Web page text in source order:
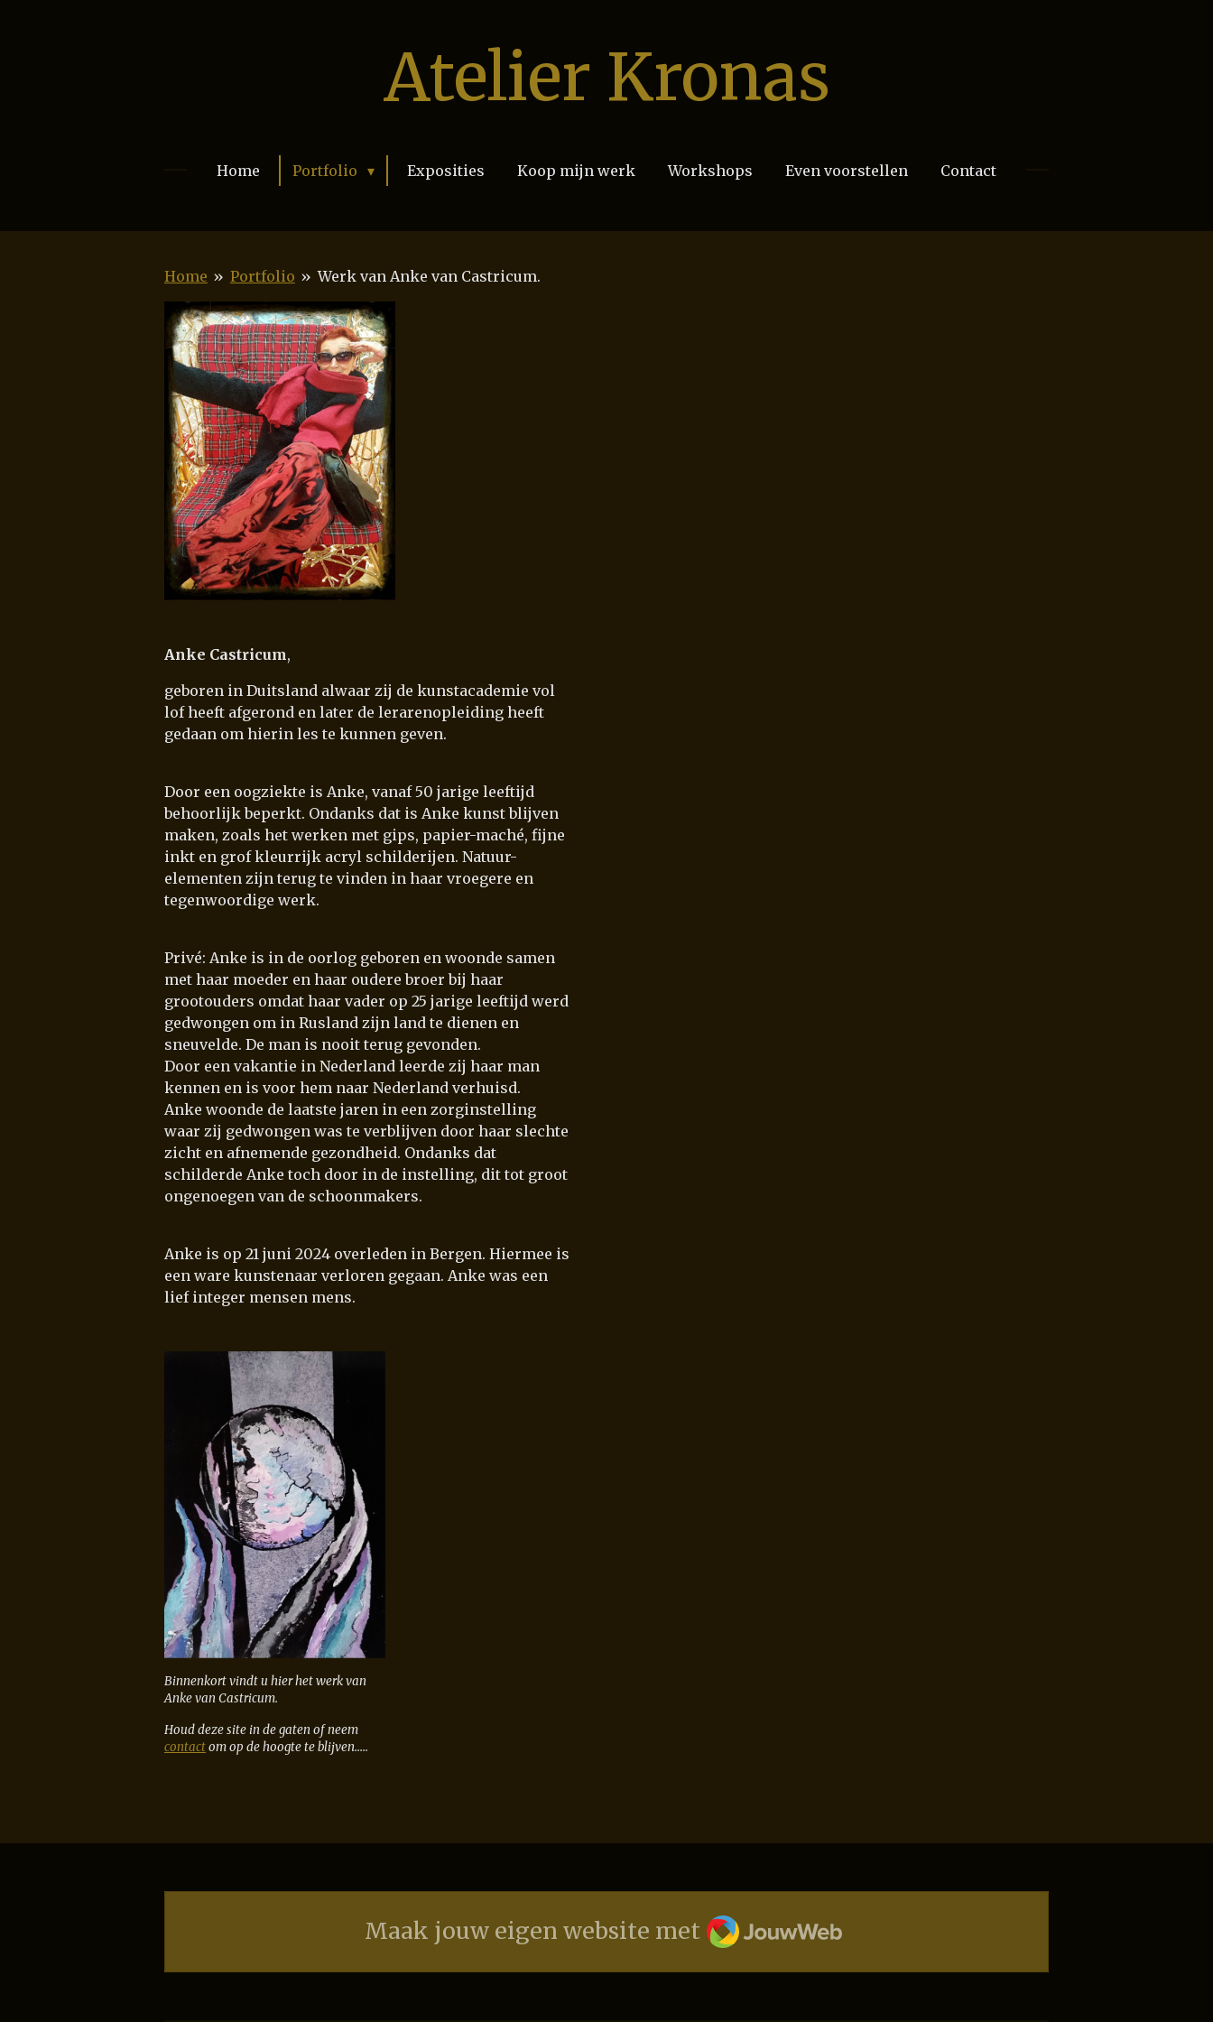
Atelier Kronas
Home Portfolio Exposities Koop mijn werk Workshops Even voorstellen Contact
Home » Portfolio » Werk van Anke van Castricum.
Anke Castricum,
geboren in Duitsland alwaar zij de kunstacademie vol
lof heeft afgerond en later de lerarenopleiding heeft
gedaan om hierin les te kunnen geven.
Door een oogziekte is Anke, vanaf 50 jarige leeftijd
behoorlijk beperkt. Ondanks dat is Anke kunst blijven
maken, zoals het werken met gips, papier-maché, fijne
inkt en grof kleurrijk acryl schilderijen. Natuur-
elementen zijn terug te vinden in haar vroegere en
tegenwoordige werk.
Privé: Anke is in de oorlog geboren en woonde samen
met haar moeder en haar oudere broer bij haar
grootouders omdat haar vader op 25 jarige leeftijd werd
gedwongen om in Rusland zijn land te dienen en
sneuvelde. De man is nooit terug gevonden.
Door een vakantie in Nederland leerde zij haar man
kennen en is voor hem naar Nederland verhuisd.
Anke woonde de laatste jaren in een zorginstelling
waar zij gedwongen was te verblijven door haar slechte
zicht en afnemende gezondheid. Ondanks dat
schilderde Anke toch door in de instelling, dit tot groot
ongenoegen van de schoonmakers.
Anke is op 21 juni 2024 overleden in Bergen. Hiermee is
een ware kunstenaar verloren gegaan. Anke was een
lief integer mensen mens.
Binnenkort vindt u hier het werk van
Anke van Castricum.
Houd deze site in de gaten of neem
contactom op de hoogte te blijven.....
Maak jouw eigen website met JouwWeb